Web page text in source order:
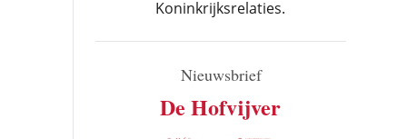
Koninkrijksrelaties.
Nieuwsbrief
De Hofvijver